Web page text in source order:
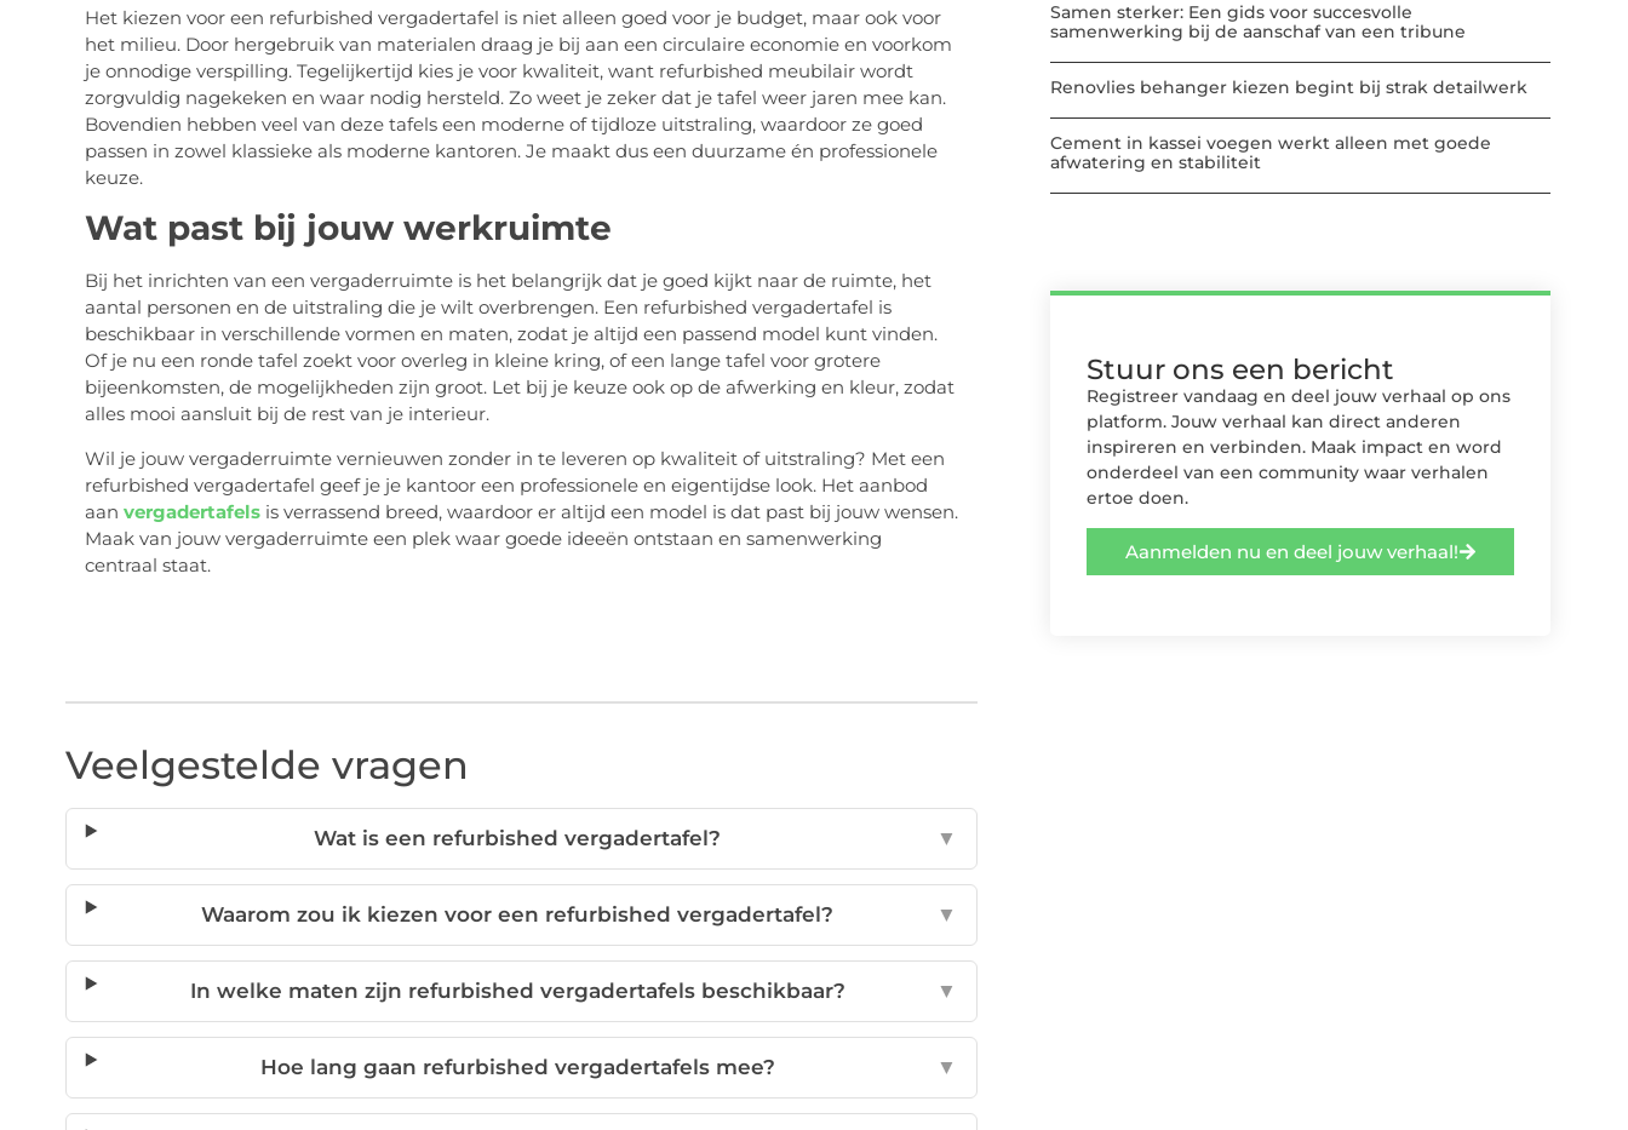
Het kiezen voor een refurbished vergadertafel is niet alleen goed voor je budget, maar ook voor
het milieu. Door hergebruik van materialen draag je bij aan een circulaire economie en voorkom
je onnodige verspilling. Tegelijkertijd kies je voor kwaliteit, want refurbished meubilair wordt
zorgvuldig nagekeken en waar nodig hersteld. Zo weet je zeker dat je tafel weer jaren mee kan.
Bovendien hebben veel van deze tafels een moderne of tijdloze uitstraling, waardoor ze goed
passen in zowel klassieke als moderne kantoren. Je maakt dus een duurzame én professionele
keuze.
Wat past bij jouw werkruimte
Bij het inrichten van een vergaderruimte is het belangrijk dat je goed kijkt naar de ruimte, het
aantal personen en de uitstraling die je wilt overbrengen. Een refurbished vergadertafel is
beschikbaar in verschillende vormen en maten, zodat je altijd een passend model kunt vinden.
Of je nu een ronde tafel zoekt voor overleg in kleine kring, of een lange tafel voor grotere
bijeenkomsten, de mogelijkheden zijn groot. Let bij je keuze ook op de afwerking en kleur, zodat
alles mooi aansluit bij de rest van je interieur.
Wil je jouw vergaderruimte vernieuwen zonder in te leveren op kwaliteit of uitstraling? Met een
refurbished vergadertafel geef je je kantoor een professionele en eigentijdse look. Het aanbod
aan vergadertafelsis verrassend breed, waardoor er altijd een model is dat past bij jouw wensen.
Maak van jouw vergaderruimte een plek waar goede ideeën ontstaan en samenwerking
centraal staat.
Veelgestelde vragen
Wat is een refurbished vergadertafel? ▼
Waarom zou ik kiezen voor een refurbished vergadertafel? ▼
In welke maten zijn refurbished vergadertafels beschikbaar? ▼
Hoe lang gaan refurbished vergadertafels mee? ▼
Samen sterker: Een gids voor succesvolle
samenwerking bij de aanschaf van een tribune
Renovlies behanger kiezen begint bij strak detailwerk
Cement in kassei voegen werkt alleen met goede
afwatering en stabiliteit
Stuur ons een bericht
Registreer vandaag en deel jouw verhaal op ons
platform. Jouw verhaal kan direct anderen
inspireren en verbinden. Maak impact en word
onderdeel van een community waar verhalen
ertoe doen.
Aanmelden nu en deel jouw verhaal!